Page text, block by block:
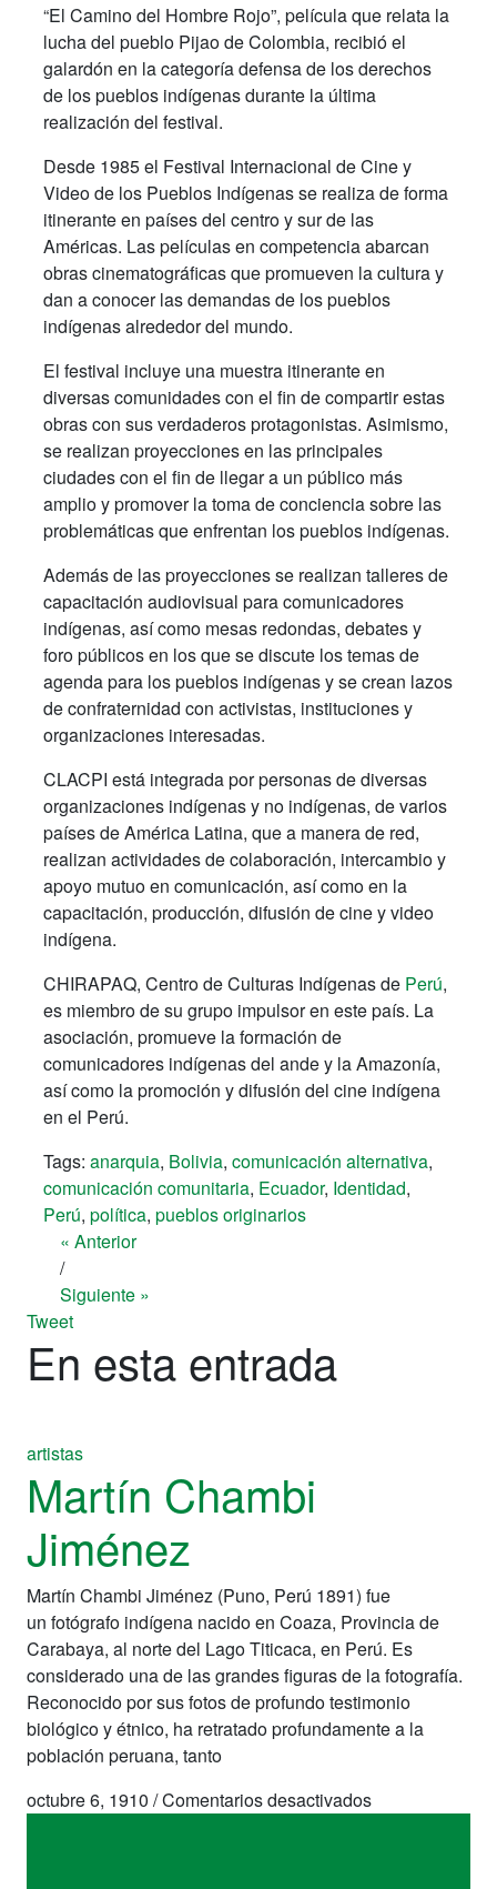
“El Camino del Hombre Rojo”, película que relata la
lucha del pueblo Pijao de Colombia, recibió el
galardón en la categoría defensa de los derechos
de los pueblos indígenas durante la última
realización del festival.
Desde 1985 el Festival Internacional de Cine y
Video de los Pueblos Indígenas se realiza de forma
itinerante en países del centro y sur de las
Américas. Las películas en competencia abarcan
obras cinematográficas que promueven la cultura y
dan a conocer las demandas de los pueblos
indígenas alrededor del mundo.
El festival incluye una muestra itinerante en
diversas comunidades con el fin de compartir estas
obras con sus verdaderos protagonistas. Asimismo,
se realizan proyecciones en las principales
ciudades con el fin de llegar a un público más
amplio y promover la toma de conciencia sobre las
problemáticas que enfrentan los pueblos indígenas.
Además de las proyecciones se realizan talleres de
capacitación audiovisual para comunicadores
indígenas, así como mesas redondas, debates y
foro públicos en los que se discute los temas de
agenda para los pueblos indígenas y se crean lazos
de confraternidad con activistas, instituciones y
organizaciones interesadas.
CLACPI está integrada por personas de diversas
organizaciones indígenas y no indígenas, de varios
países de América Latina, que a manera de red,
realizan actividades de colaboración, intercambio y
apoyo mutuo en comunicación, así como en la
capacitación, producción, difusión de cine y video
indígena.
CHIRAPAQ, Centro de Culturas Indígenas de Perú,
es miembro de su grupo impulsor en este país. La
asociación, promueve la formación de
comunicadores indígenas del ande y la Amazonía,
así como la promoción y difusión del cine indígena
en el Perú.
Tags: anarquia, Bolivia, comunicación alternativa,
comunicación comunitaria, Ecuador, Identidad,
Perú, política, pueblos originarios
« Anterior
/
Siguiente »
Tweet
En esta entrada
artistas
Martín Chambi
Jiménez
Martín Chambi Jiménez (Puno, Perú 1891) fue
un fotógrafo indígena nacido en Coaza, Provincia de
Carabaya, al norte del Lago Titicaca, en Perú. Es
considerado una de las grandes figuras de la fotografía.
Reconocido por sus fotos de profundo testimonio
biológico y étnico, ha retratado profundamente a la
población peruana, tanto
octubre 6, 1910 /Comentarios desactivadosen